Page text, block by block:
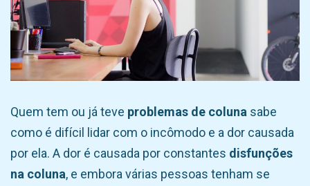
Quem tem ou já teve problemas de coluna sabe
como é difícil lidar com o incômodo e a dor causada
por ela. A dor é causada por constantes disfunções
na coluna, e embora várias pessoas tenham se